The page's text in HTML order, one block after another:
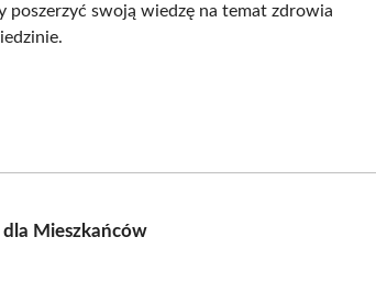
poszerzyć swoją wiedzę na temat zdrowia
dla Mieszkańców